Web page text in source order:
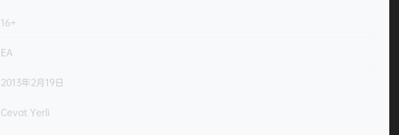
16+
EA
2013年2月19日
Cevat Yerli